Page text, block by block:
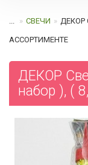
... СВЕЧИ ДЕКОР
АССОРТИМЕНТЕ
ДЕКОР
набор ), (